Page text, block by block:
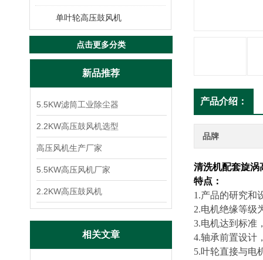
单叶轮高压鼓风机
点击更多分类
新品推荐
5.5KW滤筒工业除尘器
2.2KW高压鼓风机选型
高压风机生产厂家
5.5KW高压风机厂家
2.2KW高压鼓风机
相关文章
产品介绍：
品牌
清洗机配套旋涡
特点：
1.产品的研究和
2.电机绝缘等级
3.电机达到标准
4.轴承前置设计
5.叶轮直接与电